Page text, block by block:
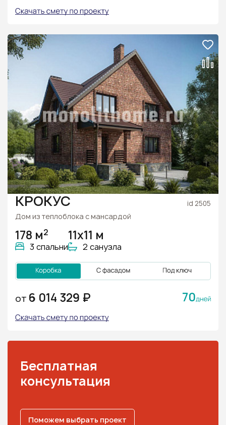
КРОКУС id 2505
Дом из теплоблока с мансардой
178 м2
3 спальни
11х11 м
2 санузла
ОТ 6 014 329 ₽ 70
Бесплатная
консультация
Поможем выбрать проект